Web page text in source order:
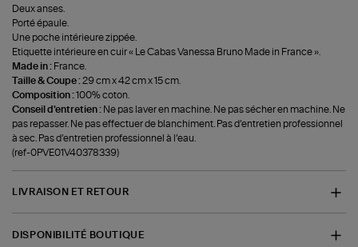
Deux anses.
Porté épaule.
Une poche intérieure zippée.
Etiquette intérieure en cuir « Le Cabas Vanessa Bruno Made in France ».
Made in : France.
Taille & Coupe :29 cm x 42 cm x 15 cm.
Composition :100% coton.
Conseil d'entretien : Ne pas laver en machine. Ne pas sécher en machine. Ne
pas repasser. Ne pas effectuer de blanchiment. Pas d’entretien professionnel
à sec. Pas d’entretien professionnel à l’eau.
(ref-0PVE01V40378339)
LIVRAISON ET RETOUR
DISPONIBILITÉ BOUTIQUE